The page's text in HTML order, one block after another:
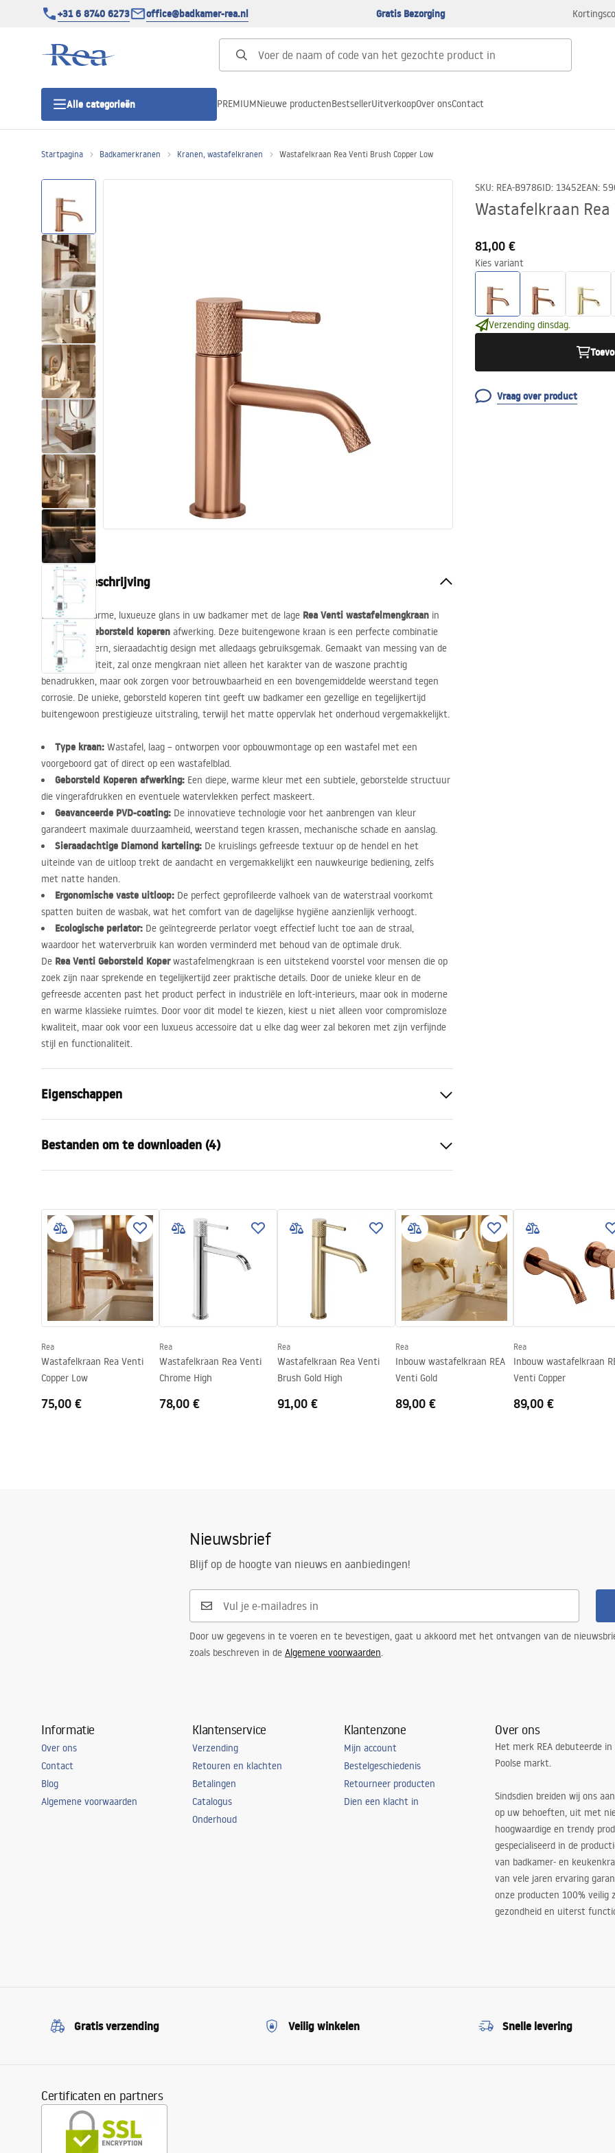
+31 6 8740 6273 office@badkamer-rea.nl Gratis Bezorging
Alle categorieën
Douchebakken
Lineaire Douchegoten
Toiletten
Wastafels
Baden en badwanden
Kranen
Douches
Keuken
Badkameraccessoires
PREMIUMNieuwe productenBestsellerUitverkoopOver onsContact
Startpagina Badkamerkranen Kranen, wastafelkranen Wastafelkraan Rea Venti Brush Copper Low
SKU: REA-B9786ID: 13452EAN:
Wastafelkraan
81,00 €
Kies variant
Verzending dinsdag.
Vraag over product
Productbeschrijving
Breng een warme, luxueuze glans in uw badkamer met de lage Rea Venti wastafelmengkraan in
een unieke
geborsteld koperen afwerking. Deze buitengewone kraan is een perfecte combinatie
van een modern, sieraadachtig design met alledaags gebruiksgemak. Gemaakt van messing van de
hoogste kwaliteit, zal onze mengkraan niet alleen het karakter van de waszone prachtig
benadrukken, maar ook zorgen voor betrouwbaarheid en een bovengemiddelde weerstand tegen
corrosie. De unieke, geborsteld koperen tint geeft uw badkamer een gezellige en tegelijkertijd
buitengewoon prestigieuze uitstraling, terwijl het matte oppervlak het onderhoud vergemakkelijkt.
Type kraan: Wastafel, laag – ontworpen voor opbouwmontage op een wastafel met een
voorgeboord gat of direct op een wastafelblad.
Geborsteld Koperen afwerking: Een diepe, warme kleur met een subtiele, geborstelde structuur
die vingerafdrukken en eventuele watervlekken perfect maskeert.
Geavanceerde PVD-coating: De innovatieve technologie voor het aanbrengen van kleur
garandeert maximale duurzaamheid, weerstand tegen krassen, mechanische schade en aanslag.
Sieraadachtige Diamond karteling: De kruislings gefreesde textuur op de hendel en het
uiteinde van de uitloop trekt de aandacht en vergemakkelijkt een nauwkeurige bediening, zelfs
met natte handen.
Ergonomische vaste uitloop: De perfect geprofileerde valhoek van de waterstraal voorkomt
spatten buiten de wasbak, wat het comfort van de dagelijkse hygiëne aanzienlijk verhoogt.
Ecologische perlator: De geïntegreerde perlator voegt effectief lucht toe aan de straal,
waardoor het waterverbruik kan worden verminderd met behoud van de optimale druk.
De Rea Venti Geborsteld Koperwastafelmengkraan is een uitstekend voorstel voor mensen die op
zoek zijn naar sprekende en tegelijkertijd zeer praktische details. Door de unieke kleur en de
gefreesde accenten past het product perfect in industriële en loft-interieurs, maar ook in moderne
en warme klassieke ruimtes. Door voor dit model te kiezen, kiest u niet alleen voor compromisloze
kwaliteit, maar ook voor een luxueus accessoire dat u elke dag weer zal bekoren met zijn verfijnde
stijl en functionaliteit.
Eigenschappen
Montagewijze
Kleur
Koper
Materiaal
Uitloopbereik
Hoogte
Coatingtechnologie
Aansluitdiameter:
Garantie
5 jaar
Bestanden om te downloaden (4)
Warranty_Terms_and_Conditions_
Faucets_-_5.pdf
Veiligheidsinformatie
Safety_Information_Faucets.pdf
Rea
Wastafelkraan Rea Venti
Copper Low
75,00 €
Rea
Wastafelkraan Rea Venti
Chrome High
78,00 €
Rea
Wastafelkraan Rea Venti
Brush Gold High
91,00 €
Rea
Inbouw wastafelkraan REA
Venti Gold
89,00 €
Rea
Inbouw wastafelkraan
Venti Copper
89,00 €
Nieuwsbrief
Blijf op de hoogte van nieuws en aanbiedingen!
Door uw gegevens in te voeren en te bevestigen, gaat u akkoord met het ontvangen van de
zoals beschreven in de Algemene voorwaarden.
Informatie
Over ons
Contact
Blog
Algemene voorwaarden
Klantenservice
Verzending
Retouren en klachten
Betalingen
Catalogus
Onderhoud
Klantenzone
Mijn account
Bestelgeschiedenis
Retourneer producten
Dien een klacht in
Over ons
Het merk REA debuteerde
Poolse markt.
Sindsdien breiden wij ons
op uw behoeften, uit met
hoogwaardige en trendy
gespecialiseerd in de
van badkamer- en
van vele jaren ervaring
onze producten 100% veilig
gezondheid en uiterst
Gratis verzending Veilig winkelen Snelle levering
Certificaten en partners